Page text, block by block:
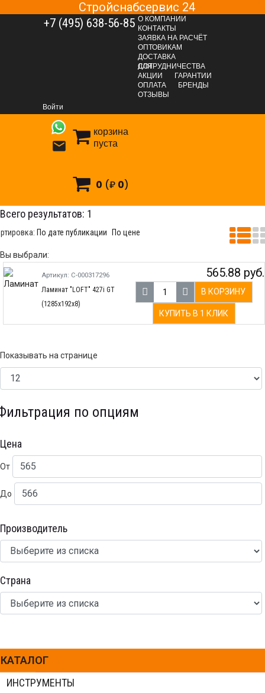
Стройснабсервис 24
+7 (495) 638-56-85 О КОМПАНИИ
КОНТАКТЫ
ЗАЯВКА НА РАСЧЁТ
ОПТОВИКАМ
ДОСТАВКА
ДЛЯ СОТРУДНИЧЕСТВА
АКЦИИ
ГАРАНТИИ
ОПЛАТА
БРЕНДЫ
ОТЗЫВЫ
Войти

корзина
пуста
0 (₽ 0)
Напольные покрытия
"EUROHOME"
Всего результатов: 1
По дате публикации По цене
Вы выбрали:
Артикул: С-000317296
Ламинат "LOFT" 427i GT
(1285х192х8)
565.88 руб.
В КОРЗИНУ
КУПИТЬ В 1 КЛИК
Показывать на странице
по опциям
Цена
От
До
Производитель
Страна
КАТАЛОГ
ИНСТРУМЕНТЫ